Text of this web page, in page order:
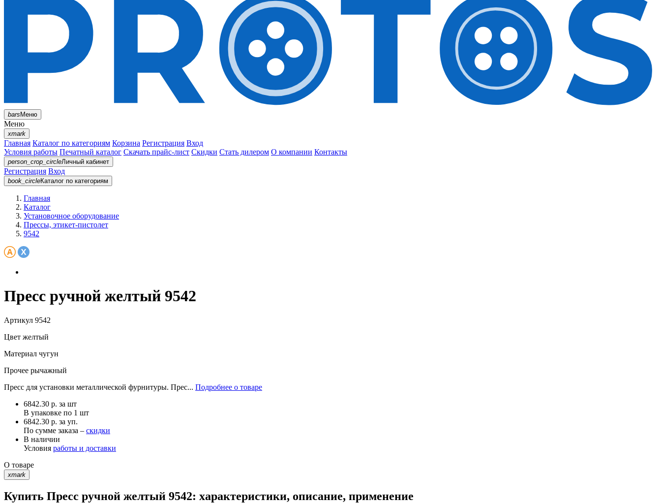
barsМеню
Меню
xmark
Главная Каталог по категориям Корзина Регистрация Вход
Условия работы Печатный каталог Скачать прайс-лист Скидки Стать дилером О компании Контакты
person_crop_circleЛичный кабинет
Регистрация Вход
book_circleКаталог по категориям
Главная
Каталог
Установочное оборудование
Прессы, этикет-пистолет
9542
Пресс ручной желтый 9542
Артикул 9542
Цвет желтый
Материал чугун
Прочее рычажный
Пресс для установки металлической фурнитуры. Прес... Подробнее о товаре
6842.30 р. за шт
В упаковке по 1 шт
6842.30 р. за уп.
По сумме заказа – скидки
В наличии
Условия работы и доставки
О товаре
xmark
Купить Пресс ручной желтый 9542: характеристики, описание, применение